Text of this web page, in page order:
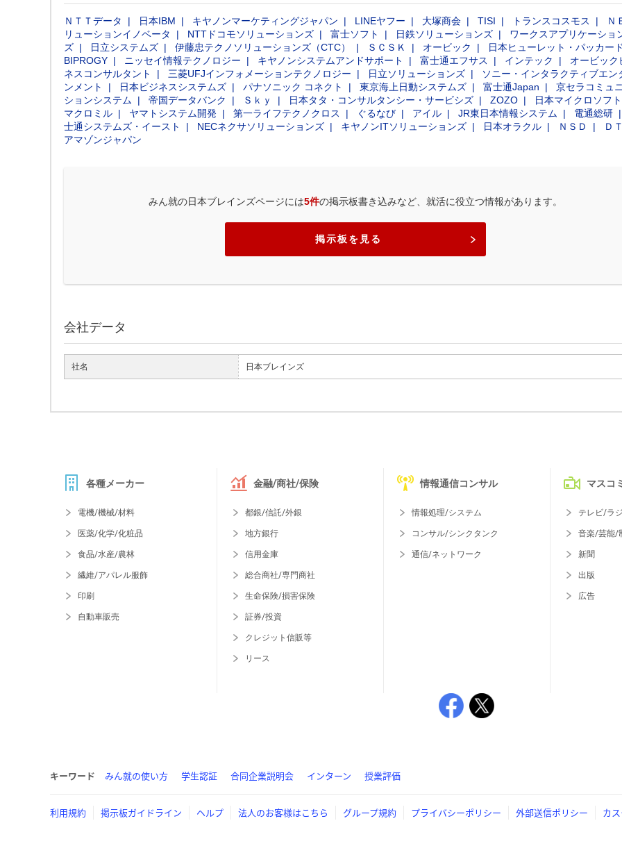
ＮＴＴデータ 日本IBM キヤノンマーケティングジャパン LINEヤフー 大塚商会 TISI トランスコスモス
Ｎ
リューションイノベータ
NTTドコモソリューションズ 富士ソフト 日鉄ソリューションズ
ワークスアプリケーショ
ズ
日立システムズ 伊藤忠テクノソリューションズ（CTC） ＳＣＳＫ オービック
日本ヒューレット・パッカード
BIPROGY
ニッセイ情報テクノロジー キヤノンシステムアンドサポート 富士通エフサス インテック
オービック
ネスコンサルタント
三菱UFJインフォメーションテクノロジー 日立ソリューションズ
ソニー・インタラクティブエン
ンメント
日本ビジネスシステムズ パナソニック コネクト 東京海上日動システムズ 富士通Japan
京セラコミュ
ションシステム
帝国データバンク Ｓｋｙ 日本タタ・コンサルタンシー・サービシズ ZOZO
日本マイクロソフト
マクロミル
ヤマトシステム開発 第一ライフテクノクロス ぐるなび アイル JR東日本情報システム 電通総研
士通システムズ・イースト
NECネクサソリューションズ キヤノンITソリューションズ 日本オラクル ＮＳＤ
Ｄ
アマゾンジャパン
みん就の日本ブレインズページには5件の掲示板書き込みなど、就活に役立つ情報があります。
掲示板を見る
会社データ
社名 日本ブレインズ
各種メーカー
電機/機械/材料
医薬/化学/化粧品
食品/水産/農林
繊維/アパレル服飾
印刷
自動車販売
金融/商社/保険
都銀/信託/外銀
地方銀行
信用金庫
総合商社/専門商社
生命保険/損害保険
証券/投資
クレジット信販等
リース
情報通信コンサル
情報処理/システム
コンサル/シンクタンク
通信/ネットワーク
マスコミ
テレビ/ラ
音楽/芸能/
新聞
出版
広告
キーワード みん就の使い方 学生認証 合同企業説明会 インターン 授業評価
利用規約 掲示板ガイドライン ヘルプ 法人のお客様はこちら グループ規約 プライバシーポリシー 外部送信ポリシー カ